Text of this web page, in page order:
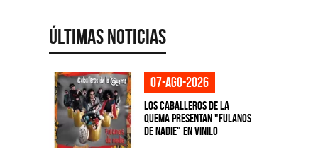
Últimas Noticias
07-ago-2026
Los Caballeros de la
Quema presentan "Fulanos
de Nadie" en vinilo